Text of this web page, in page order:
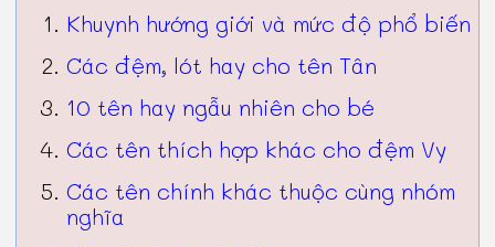
Khuynh hướng giới và mức độ phổ biến
Các đệm, lót hay cho tên Tân
10 tên hay ngẫu nhiên cho bé
Các tên thích hợp khác cho đệm Vy
Các tên chính khác thuộc cùng nhóm
nghĩa